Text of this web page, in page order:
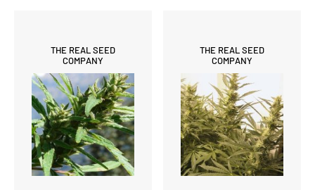
THE REAL SEED
COMPANY
THE REAL SEED
COMPANY